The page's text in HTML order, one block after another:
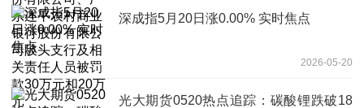
相关责任人员被罚款30万元和20万元
深成指5月20日涨0.00% 实时焦点
2026-05-20
光大期货0520热点追踪：碳酸锂跌破18